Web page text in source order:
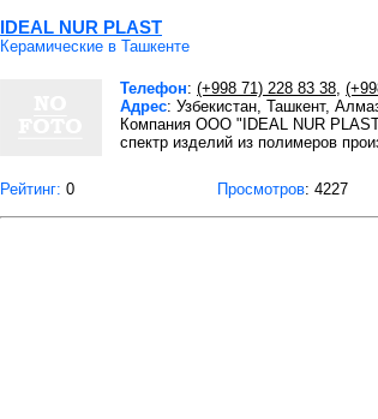
IDEAL NUR PLAST
Керамические в Ташкенте
Телефон: (+998 71) 228 83 38,
Адрес: Узбекистан, Ташкент,
Компания ООО "IDEAL NUR
спектр изделий из полимеров
Рейтинг: 0 Просмотров: 4227